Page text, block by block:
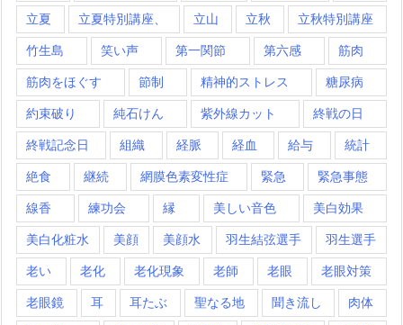
立夏 立夏特別講座、 立山 立秋 立秋特別講座
竹生島 笑い声 第一関節 第六感 筋肉
筋肉をほぐす 節制 精神的ストレス 糖尿病
約束破り 純石けん 紫外線カット 終戦の日
終戦記念日 組織 経脈 経血 給与 統計
絶食 継続 網膜色素変性症 緊急 緊急事態
線香 練功会 縁 美しい音色 美白効果
美白化粧水 美顔 美顔水 羽生結弦選手 羽生選手
老い 老化 老化現象 老師 老眼 老眼対策
老眼鏡 耳 耳たぶ 聖なる地 聞き流し 肉体